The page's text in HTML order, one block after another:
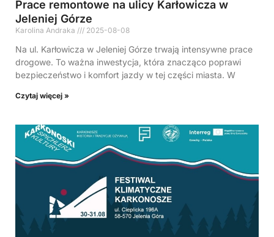
Prace remontowe na ulicy Karłowicza w
Jeleniej Górze
Karolina Andraka 2025-08-08
Na ul. Karłowicza w Jeleniej Górze trwają intensywne prace
drogowe. To ważna inwestycja, która znacząco poprawi
bezpieczeństwo i komfort jazdy w tej części miasta. W
Czytaj więcej »